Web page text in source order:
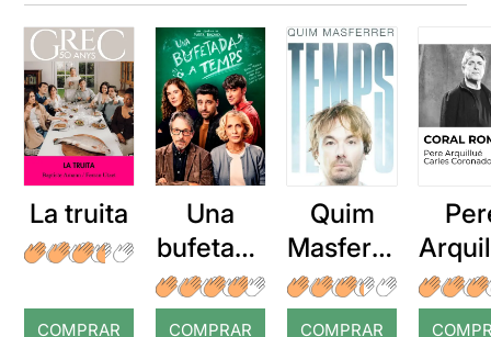
La truita
COMPRAR
Una
bufetada
a temps
COMPRAR
Quim
Masferre
r: Temps
COMPRAR
: